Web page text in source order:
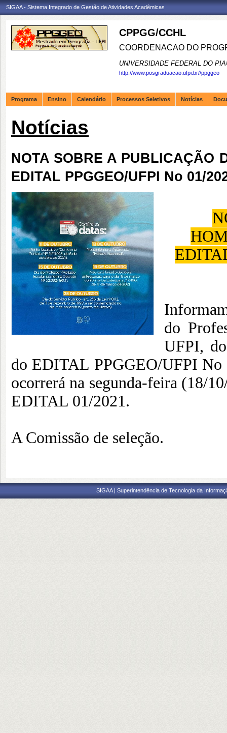
SIGAA - Sistema Integrado de Gestão de Atividades Acadêmicas
CPPGG/CCHL
COORDENACAO DO
UNIVERSIDADE FEDERAL DO
http://www.posgraduacao.ufpi.br//ppggeo
Programa Ensino Calendário Processos Seletivos Notícias
Notícias
NOTA SOBRE A PUBLICAÇÃO
EDITAL PPGGEO/UFPI No 01/
do
UFPI,
do EDITAL PPGGEO/UFPI No
ocorrerá na segunda-feira (18/
EDITAL 01/2021.
A Comissão de seleção.
SIGAA | Superintendência de Tecnologia da